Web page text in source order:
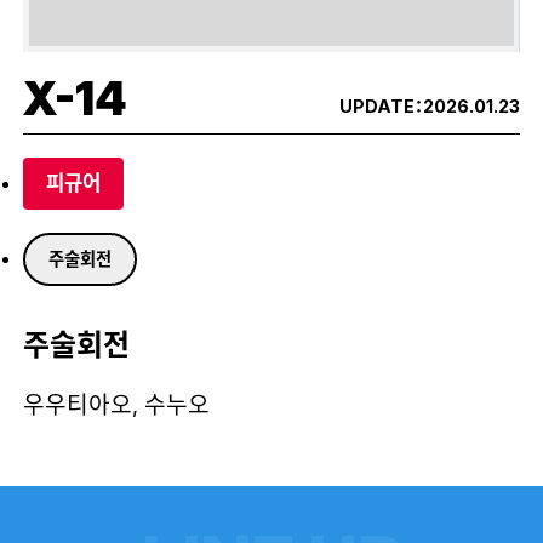
X-14 UPDATE：2026.01.23
피규어
주술회전
주술회전
우우티아오, 수누오